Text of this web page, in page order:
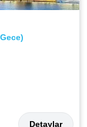
Detaylar